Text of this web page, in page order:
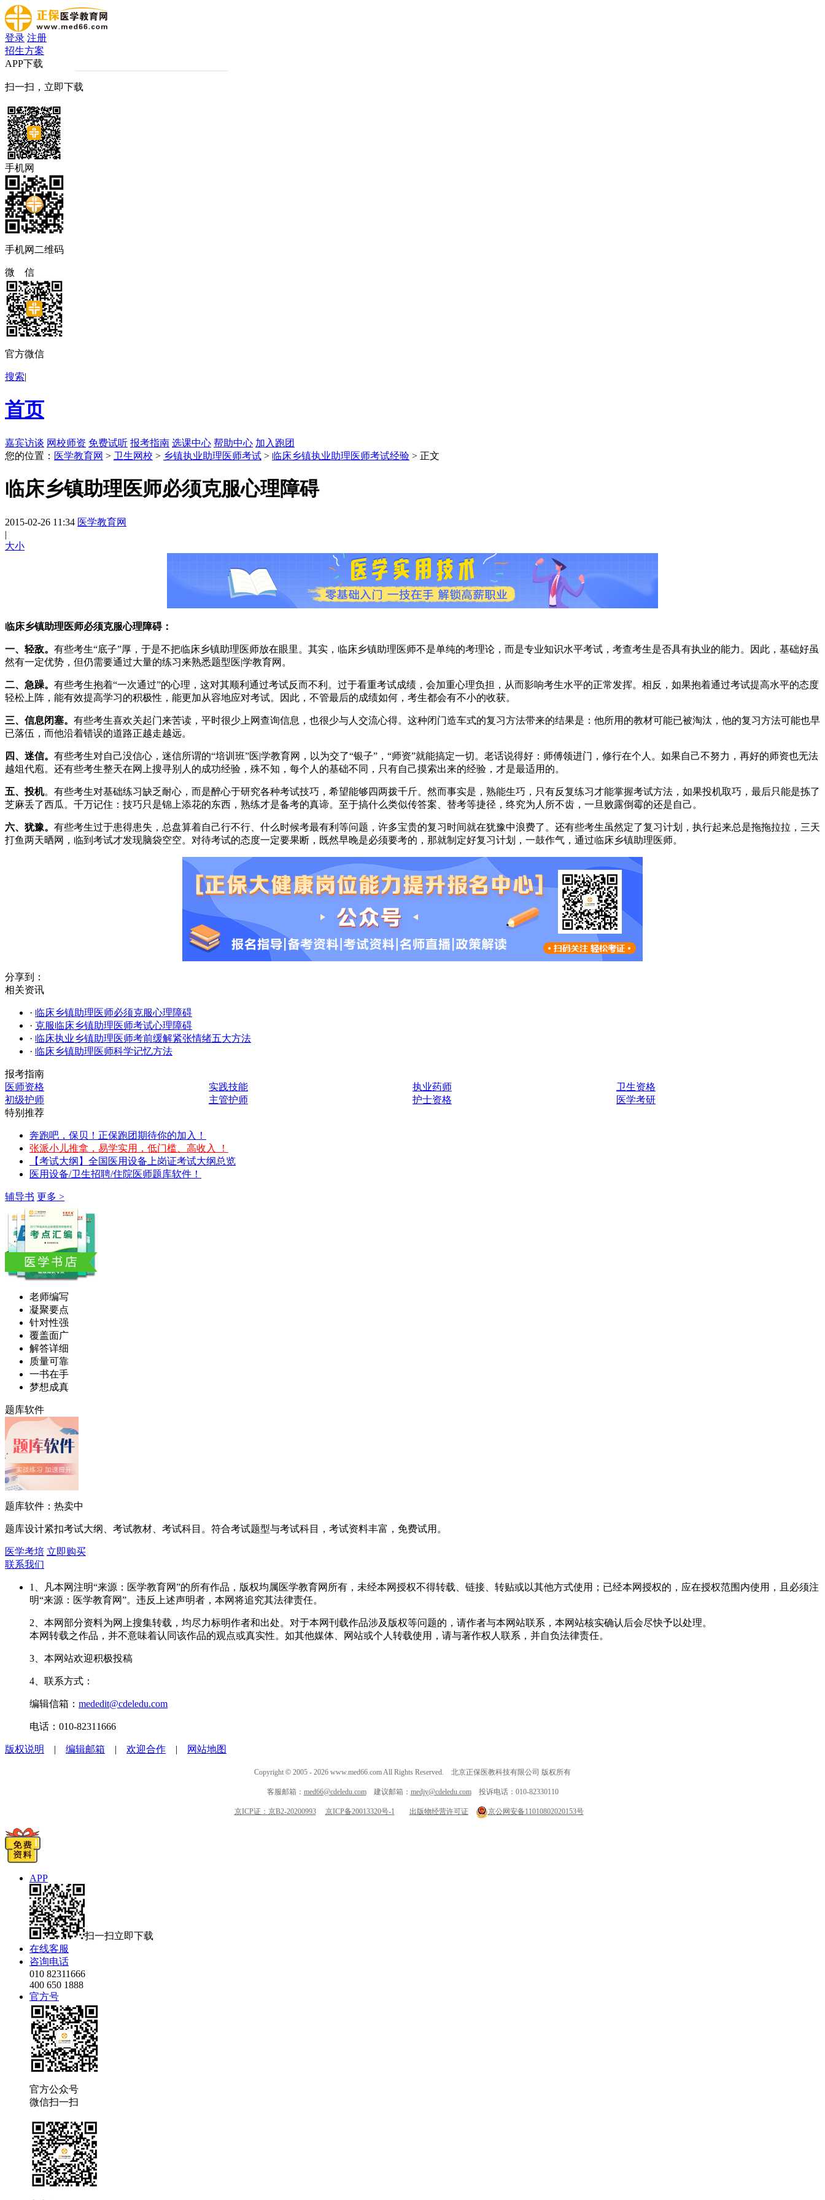
登录 注册
招生方案
APP下载
扫一扫，立即下载
手机网
手机网二维码
微 信
官方微信
搜索|
首页
嘉宾访谈 网校师资 免费试听 报考指南 选课中心 帮助中心 加入跑团
您的位置： 医学教育网 > 卫生网校 > 乡镇执业助理医师考试 > 临床乡镇执业助理医师考试经验 > 正文
临床乡镇助理医师必须克服心理障碍
2015-02-26 11:34 医学教育网
|
大小
临床乡镇助理医师必须克服心理障碍：
一、轻敌。 有些考生“底子”厚，于是不把临床乡镇助理医师放在眼里。其实，临床乡镇助理医师不是单纯的考理论，而是专业知识水平考试，考查考生是否具有执业的能力。因此，基础好虽
然有一定优势，但仍需要通过大量的练习来熟悉题型医|学教育网。
二、急躁。 有些考生抱着“一次通过”的心理，这对其顺利通过考试反而不利。过于看重考试成绩，会加重心理负担，从而影响考生水平的正常发挥。相反，如果抱着通过考试提高水平的态度
轻松上阵，能有效提高学习的积极性，能更加从容地应对考试。因此，不管最后的成绩如何，考生都会有不小的收获。
三、信息闭塞。 有些考生喜欢关起门来苦读，平时很少上网查询信息，也很少与人交流心得。这种闭门造车式的复习方法带来的结果是：他所用的教材可能已被淘汰，他的复习方法可能也早
已落伍，而他沿着错误的道路正越走越远。
四、迷信。 有些考生对自己没信心，迷信所谓的“培训班”医|学教育网，以为交了“银子”，“师资”就能搞定一切。老话说得好：师傅领进门，修行在个人。如果自己不努力，再好的师资也无法
越俎代庖。还有些考生整天在网上搜寻别人的成功经验，殊不知，每个人的基础不同，只有自己摸索出来的经验，才是最适用的。
五、投机。有些考生对基础练习缺乏耐心，而是醉心于研究各种考试技巧，希望能够四两拨千斤。然而事实是，熟能生巧，只有反复练习才能掌握考试方法，如果投机取巧，最后只能是拣了
芝麻丢了西瓜。千万记住：技巧只是锦上添花的东西，熟练才是备考的真谛。至于搞什么类似传答案、替考等捷径，终究为人所不齿，一旦败露倒霉的还是自己。
六、犹豫。 有些考生过于患得患失，总盘算着自己行不行、什么时候考最有利等问题，许多宝贵的复习时间就在犹豫中浪费了。还有些考生虽然定了复习计划，执行起来总是拖拖拉拉，三天
打鱼两天晒网，临到考试才发现脑袋空空。对待考试的态度一定要果断，既然早晚是必须要考的，那就制定好复习计划，一鼓作气，通过临床乡镇助理医师。
分享到：
相关资讯
· 临床乡镇助理医师必须克服心理障碍
· 克服临床乡镇助理医师考试心理障碍
· 临床执业乡镇助理医师考前缓解紧张情绪五大方法
· 临床乡镇助理医师科学记忆方法
报考指南
医师资格
实践技能 执业药师
卫生资格
初级护师
主管护师 护士资格
医学考研
特别推荐
奔跑吧，保贝！正保跑团期待你的加入！
张派小儿推拿，易学实用，低门槛、高收入 ！
【考试大纲】全国医用设备上岗证考试大纲总览
医用设备/卫生招聘/住院医师题库软件！
辅导书 更多 >
老师编写
凝聚要点
针对性强
覆盖面广
解答详细
质量可靠
一书在手
梦想成真
题库软件
题库软件：热卖中
题库设计紧扣考试大纲、考试教材、考试科目。符合考试题型与考试科目，考试资料丰富，免费试用。
医学考培 立即购买
联系我们
1、凡本网注明“来源：医学教育网”的所有作品，版权均属医学教育网所有，未经本网授权不得转载、链接、转贴或以其他方式使用；已经本网授权的，应在授权范围内使用，且必须注
明“来源：医学教育网”。违反上述声明者，本网将追究其法律责任。
2、本网部分资料为网上搜集转载，均尽力标明作者和出处。对于本网刊载作品涉及版权等问题的，请作者与本网站联系，本网站核实确认后会尽快予以处理。
本网转载之作品，并不意味着认同该作品的观点或真实性。如其他媒体、网站或个人转载使用，请与著作权人联系，并自负法律责任。
3、本网站欢迎积极投稿
4、联系方式：
编辑信箱： mededit@cdeledu.com
电话：010-82311666
版权说明 | 编辑邮箱 | 欢迎合作 | 网站地图
Copyright © 2005 - 2026 www.med66.com All Rights Reserved. 北京正保医教科技有限公司 版权所有
客服邮箱： med66@cdeledu.com建议邮箱： medjy@cdeledu.com投诉电话：010-82330110
京ICP证：京B2-20200993 京ICP备20013320号-1 出版物经营许可证 京公网安备11010802020153号
APP
扫一扫立即下载
在线客服
咨询电话
010 82311666
400 650 1888
官方号
官方公众号
微信扫一扫